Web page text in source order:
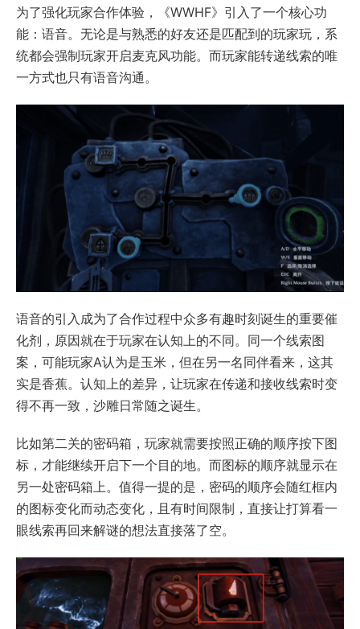
为了强化玩家合作体验，《WWHF》引入了一个核心功
能：语音。无论是与熟悉的好友还是匹配到的玩家玩，系
统都会强制玩家开启麦克风功能。而玩家能转递线索的唯
一方式也只有语音沟通。
语音的引入成为了合作过程中众多有趣时刻诞生的重要催
化剂，原因就在于玩家在认知上的不同。同一个线索图
案，可能玩家A认为是玉米，但在另一名同伴看来，这其
实是香蕉。认知上的差异，让玩家在传递和接收线索时变
得不再一致，沙雕日常随之诞生。
比如第二关的密码箱，玩家就需要按照正确的顺序按下图
标，才能继续开启下一个目的地。而图标的顺序就显示在
另一处密码箱上。值得一提的是，密码的顺序会随红框内
的图标变化而动态变化，且有时间限制，直接让打算看一
眼线索再回来解谜的想法直接落了空。